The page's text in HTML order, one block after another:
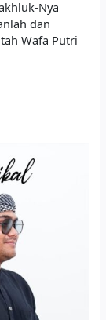
Nya
dan
Wafa Putri